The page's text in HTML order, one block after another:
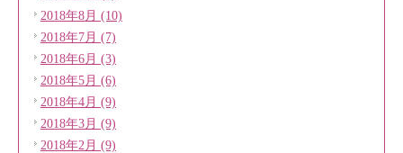
2018年8月 (10)
2018年7月 (7)
2018年6月 (3)
2018年5月 (6)
2018年4月 (9)
2018年3月 (9)
2018年2月 (9)